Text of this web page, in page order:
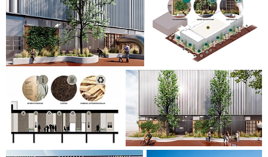
Prosjektets fokus på synlighet, innbydende rom og
strategisk plasserte sittegrupper bidrar til å formidle
budskapet om grønn overgang, fremme
samfunnsengasjement og kunnskapsdeling.
Det totale anlegget i bygningen består av tre 44 MW
varmepumpeenheter, som hver er verdens største type
basert på naturlige kjølemidler. Samlet huser bygningen en
av verdens største sjøvannsvarmepumper.